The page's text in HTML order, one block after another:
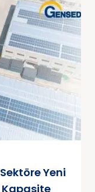
Yeni
Kapasite